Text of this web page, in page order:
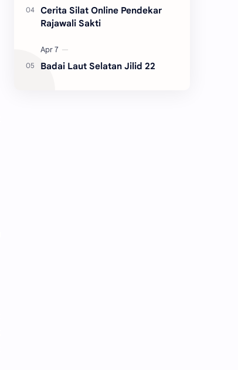
Cerita Silat Online Pendekar
Rajawali Sakti
Badai Laut Selatan Jilid 22